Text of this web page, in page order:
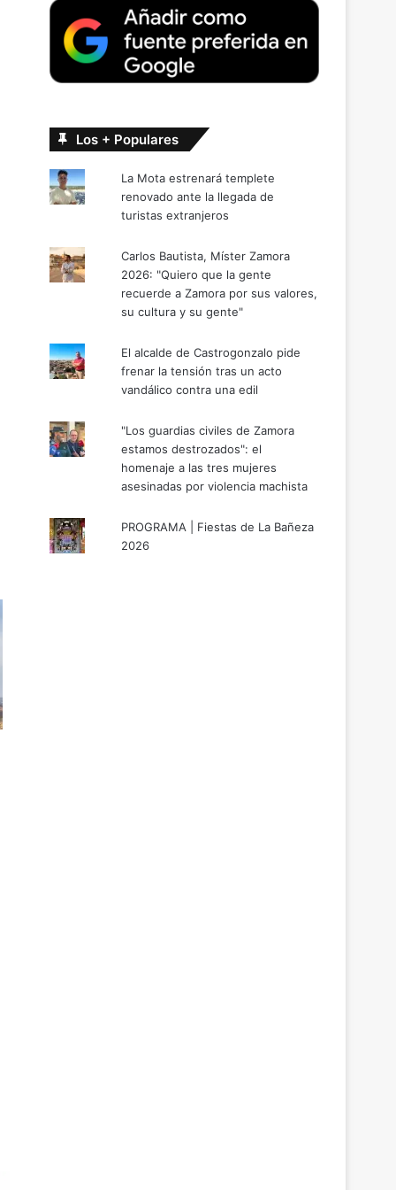
Los + Populares
La Mota estrenará templete
renovado ante la llegada de
turistas extranjeros
Carlos Bautista, Míster Zamora
2026: "Quiero que la gente
recuerde a Zamora por sus valores,
su cultura y su gente"
El alcalde de Castrogonzalo pide
frenar la tensión tras un acto
vandálico contra una edil
"Los guardias civiles de Zamora
estamos destrozados": el
homenaje a las tres mujeres
asesinadas por violencia machista
PROGRAMA | Fiestas de La Bañeza
2026